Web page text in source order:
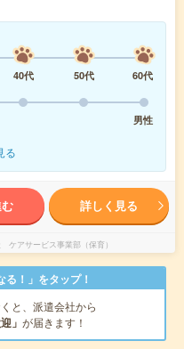
40代 50代
60代
男性
る
詳しく見る
アサービス事業部（保育）
！」をタップ！
と、派遣会社から
」 が届きます！